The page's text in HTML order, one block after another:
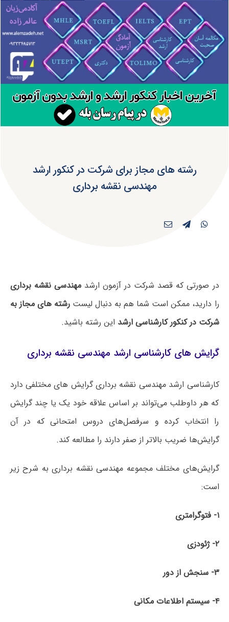
رشته های مجاز برای شرکت در کنکور ارشد
مهندسی نقشه‌ برداری
در صورتی که قصد شرکت در آزمون ارشدمهندسی نقشه‌ برداری
را دارید، ممکن است شما هم به دنبال لیسترشته های مجاز به
شرکت در کنکور کارشناسی ارشد این رشته باشید.
گرایش های کارشناسی ارشد مهندسی نقشه‌ برداری
کارشناسی ارشد مهندسی نقشه‌ برداری گرایش های مختلفی دارد
که هر داوطلب می‌تواند بر اساس علاقه خود یک یا چند گرایش
را انتخاب کرده و سرفصل‌های دروس امتحانی که در آن
گرایش‌ها ضریب بالاتر از صفر دارند را مطالعه کند.
گرایش‌های مختلف مجموعه مهندسی نقشه‌ برداری به شرح زیر
است:
۱- فتوگرامتری
۲- ژئودزی
۳- سنجش از دور
۴- سیستم ­اطلاعات مکانی